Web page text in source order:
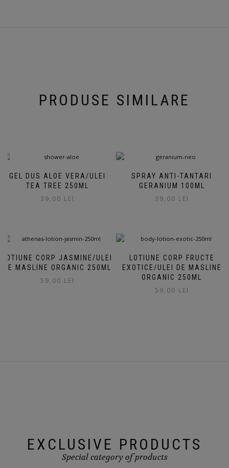
PRODUSE SIMILARE
GEL DUS ALOE VERA/ULEI
TEA TREE 250ML
39,00 LEI
SPRAY ANTI-TANTARI
GERANIUM 100ML
39,00 LEI
LOTIUNE CORP JASMINE/ULEI
DE MASLINE ORGANIC 250ML
59,00 LEI
LOTIUNE CORP FRUCTE
EXOTICE/ULEI DE MASLINE
ORGANIC 250ML
59,00 LEI
EXCLUSIVE PRODUCTS
Special category of products